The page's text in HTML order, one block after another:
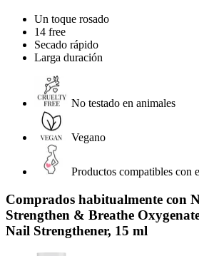
Un toque rosado
14 free
Secado rápido
Larga duración
No testado en animales
Vegano
Productos compatibles con
Comprados habitualmente con
Strengthen & Breathe
Nail Strengthener, 15 ml